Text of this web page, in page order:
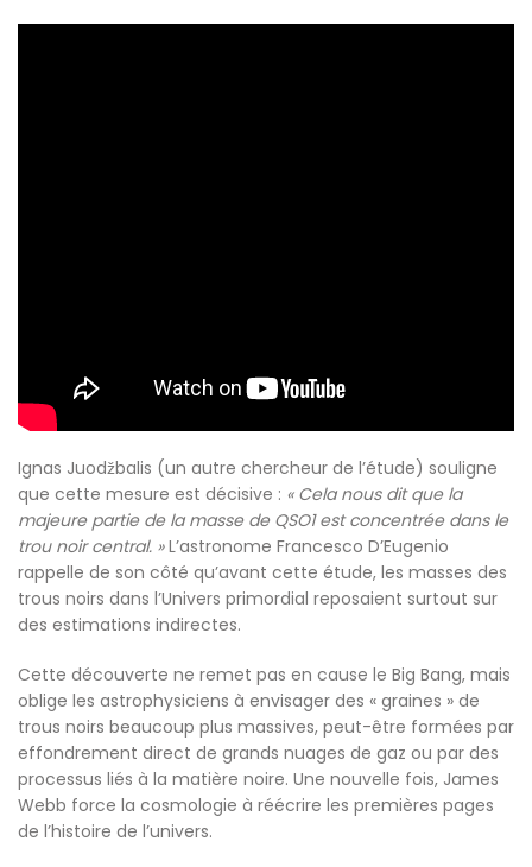
Ignas Juodžbalis (un autre chercheur de l’étude) souligne
que cette mesure est décisive : « Cela nous dit que la
majeure partie de la masse de QSO1 est concentrée dans le
trou noir central. »L’astronome Francesco D’Eugenio
rappelle de son côté qu’avant cette étude, les masses des
trous noirs dans l’Univers primordial reposaient surtout sur
des estimations indirectes.
Cette découverte ne remet pas en cause le Big Bang, mais
oblige les astrophysiciens à envisager des « graines » de
trous noirs beaucoup plus massives, peut-être formées par
effondrement direct de grands nuages de gaz ou par des
processus liés à la matière noire. Une nouvelle fois, James
Webb force la cosmologie à réécrire les premières pages
de l’histoire de l’univers.